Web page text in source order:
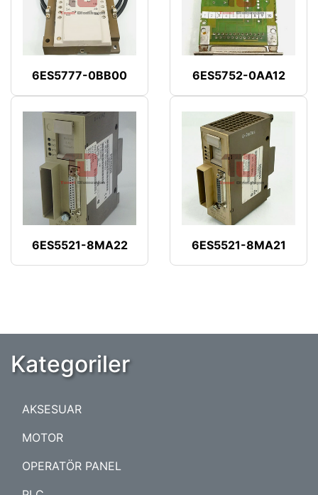
6ES5777-0BB00 6ES5752-0AA12
6ES5521-8MA22 6ES5521-8MA21
Kategoriler
AKSESUAR
MOTOR
OPERATÖR PANEL